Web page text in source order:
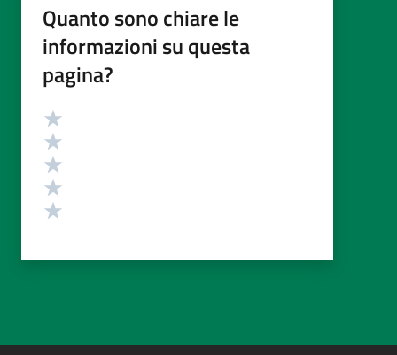
Quanto sono chiare le
informazioni su questa
pagina?
Valutazione